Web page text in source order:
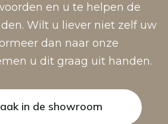
en u te helpen de
Wilt u liever niet zelf uw
dan naar onze
u dit graag uit handen.
in de showroom